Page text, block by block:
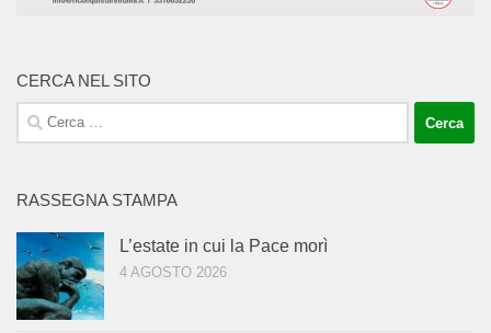
CERCA NEL SITO
Ricerca
per:
RASSEGNA STAMPA
L’estate in cui la Pace morì
4 AGOSTO 2026